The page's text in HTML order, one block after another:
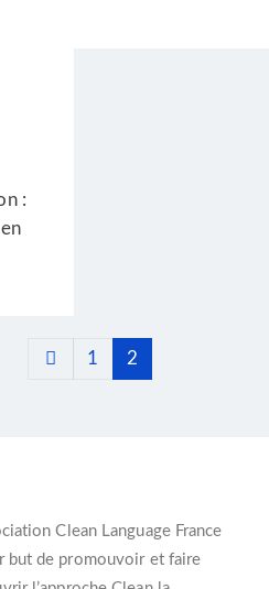
:
1 2
Clean Language France
but de promouvoir et faire